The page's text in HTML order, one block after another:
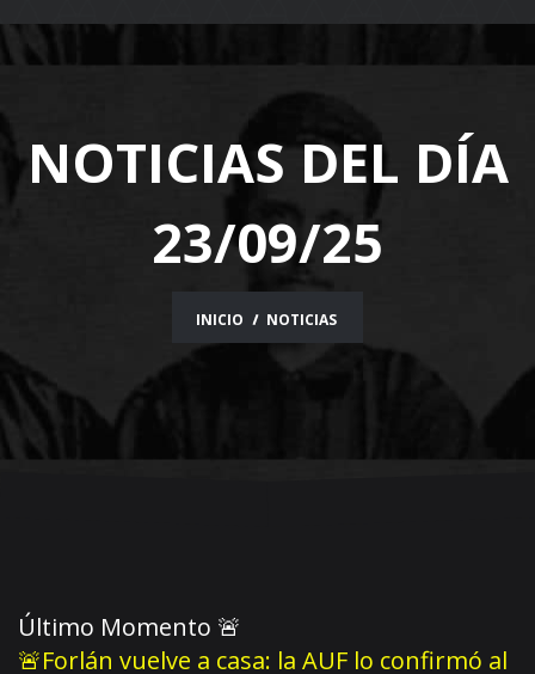
NOTICIAS DEL DÍA
23/09/25
INICIO NOTICIAS
Último Momento 🚨
🚨Forlán vuelve a casa: la AUF lo confirmó al